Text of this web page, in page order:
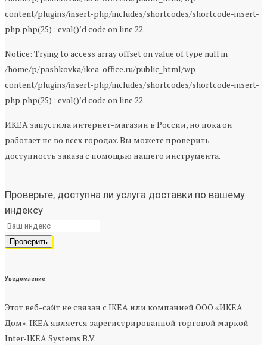
content/plugins/insert-php/includes/shortcodes/shortcode-insert-
php.php(25) : eval()’d code on line 22
Notice: Trying to access array offset on value of type null in
/home/p/pashkovka/ikea-office.ru/public_html/wp-
content/plugins/insert-php/includes/shortcodes/shortcode-insert-
php.php(25) : eval()’d code on line 22
ИКЕА запустила интернет-магазин в России, но пока он
работает не во всех городах. Вы можете проверить
доступность заказа с помощью нашего инструмента.
Проверьте, доступна ли услуга доставки по вашему
индексу
Уведомление
Этот веб-сайт не связан с IKEA или компанией ООО «ИКЕА
Дом». IKEA является зарегистрированной торговой маркой
Inter-IKEA Systems B.V.